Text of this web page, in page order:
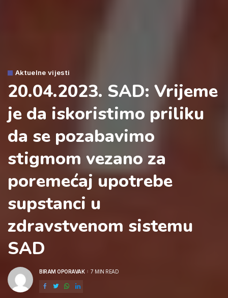
Aktuelne vijesti
20.04.2023. SAD: Vrijeme
je da iskoristimo priliku
da se pozabavimo
stigmom vezano za
poremećaj upotrebe
supstanci u
zdravstvenom sistemu
SAD
POSTED
BIRAM OPORAVAK 7 MIN READ